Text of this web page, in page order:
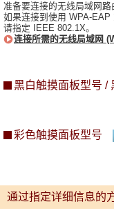
准备要连接的无线局域网路
如果连接到使用 WPA-EAP
请指定 IEEE 802.1X。
连接所需的无线局域网
黑白触摸面板型号 /
彩色触摸面板型号
通过指定详细信息的